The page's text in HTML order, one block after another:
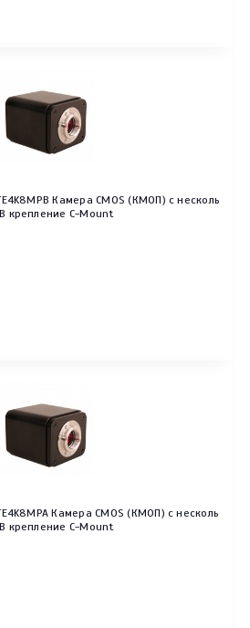
Камера CMOS (КМОП) с несколь
крепление C-Mount
Камера CMOS (КМОП) с несколь
крепление C-Mount